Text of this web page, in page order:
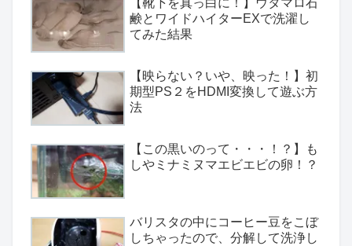
鹸とワイドハイターEXで洗濯し
てみた結果
【映らない？いや、映った！】初
期型PS２をHDMI変換して遊ぶ方
法
【この黒いのって・・・！？】も
しやミナミヌマエビエビの卵！？
バリスタの中にコーヒー豆をこぼ
しちゃったので、分解して洗浄し